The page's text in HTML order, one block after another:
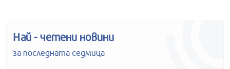
Най - четени новини
за последната седмица